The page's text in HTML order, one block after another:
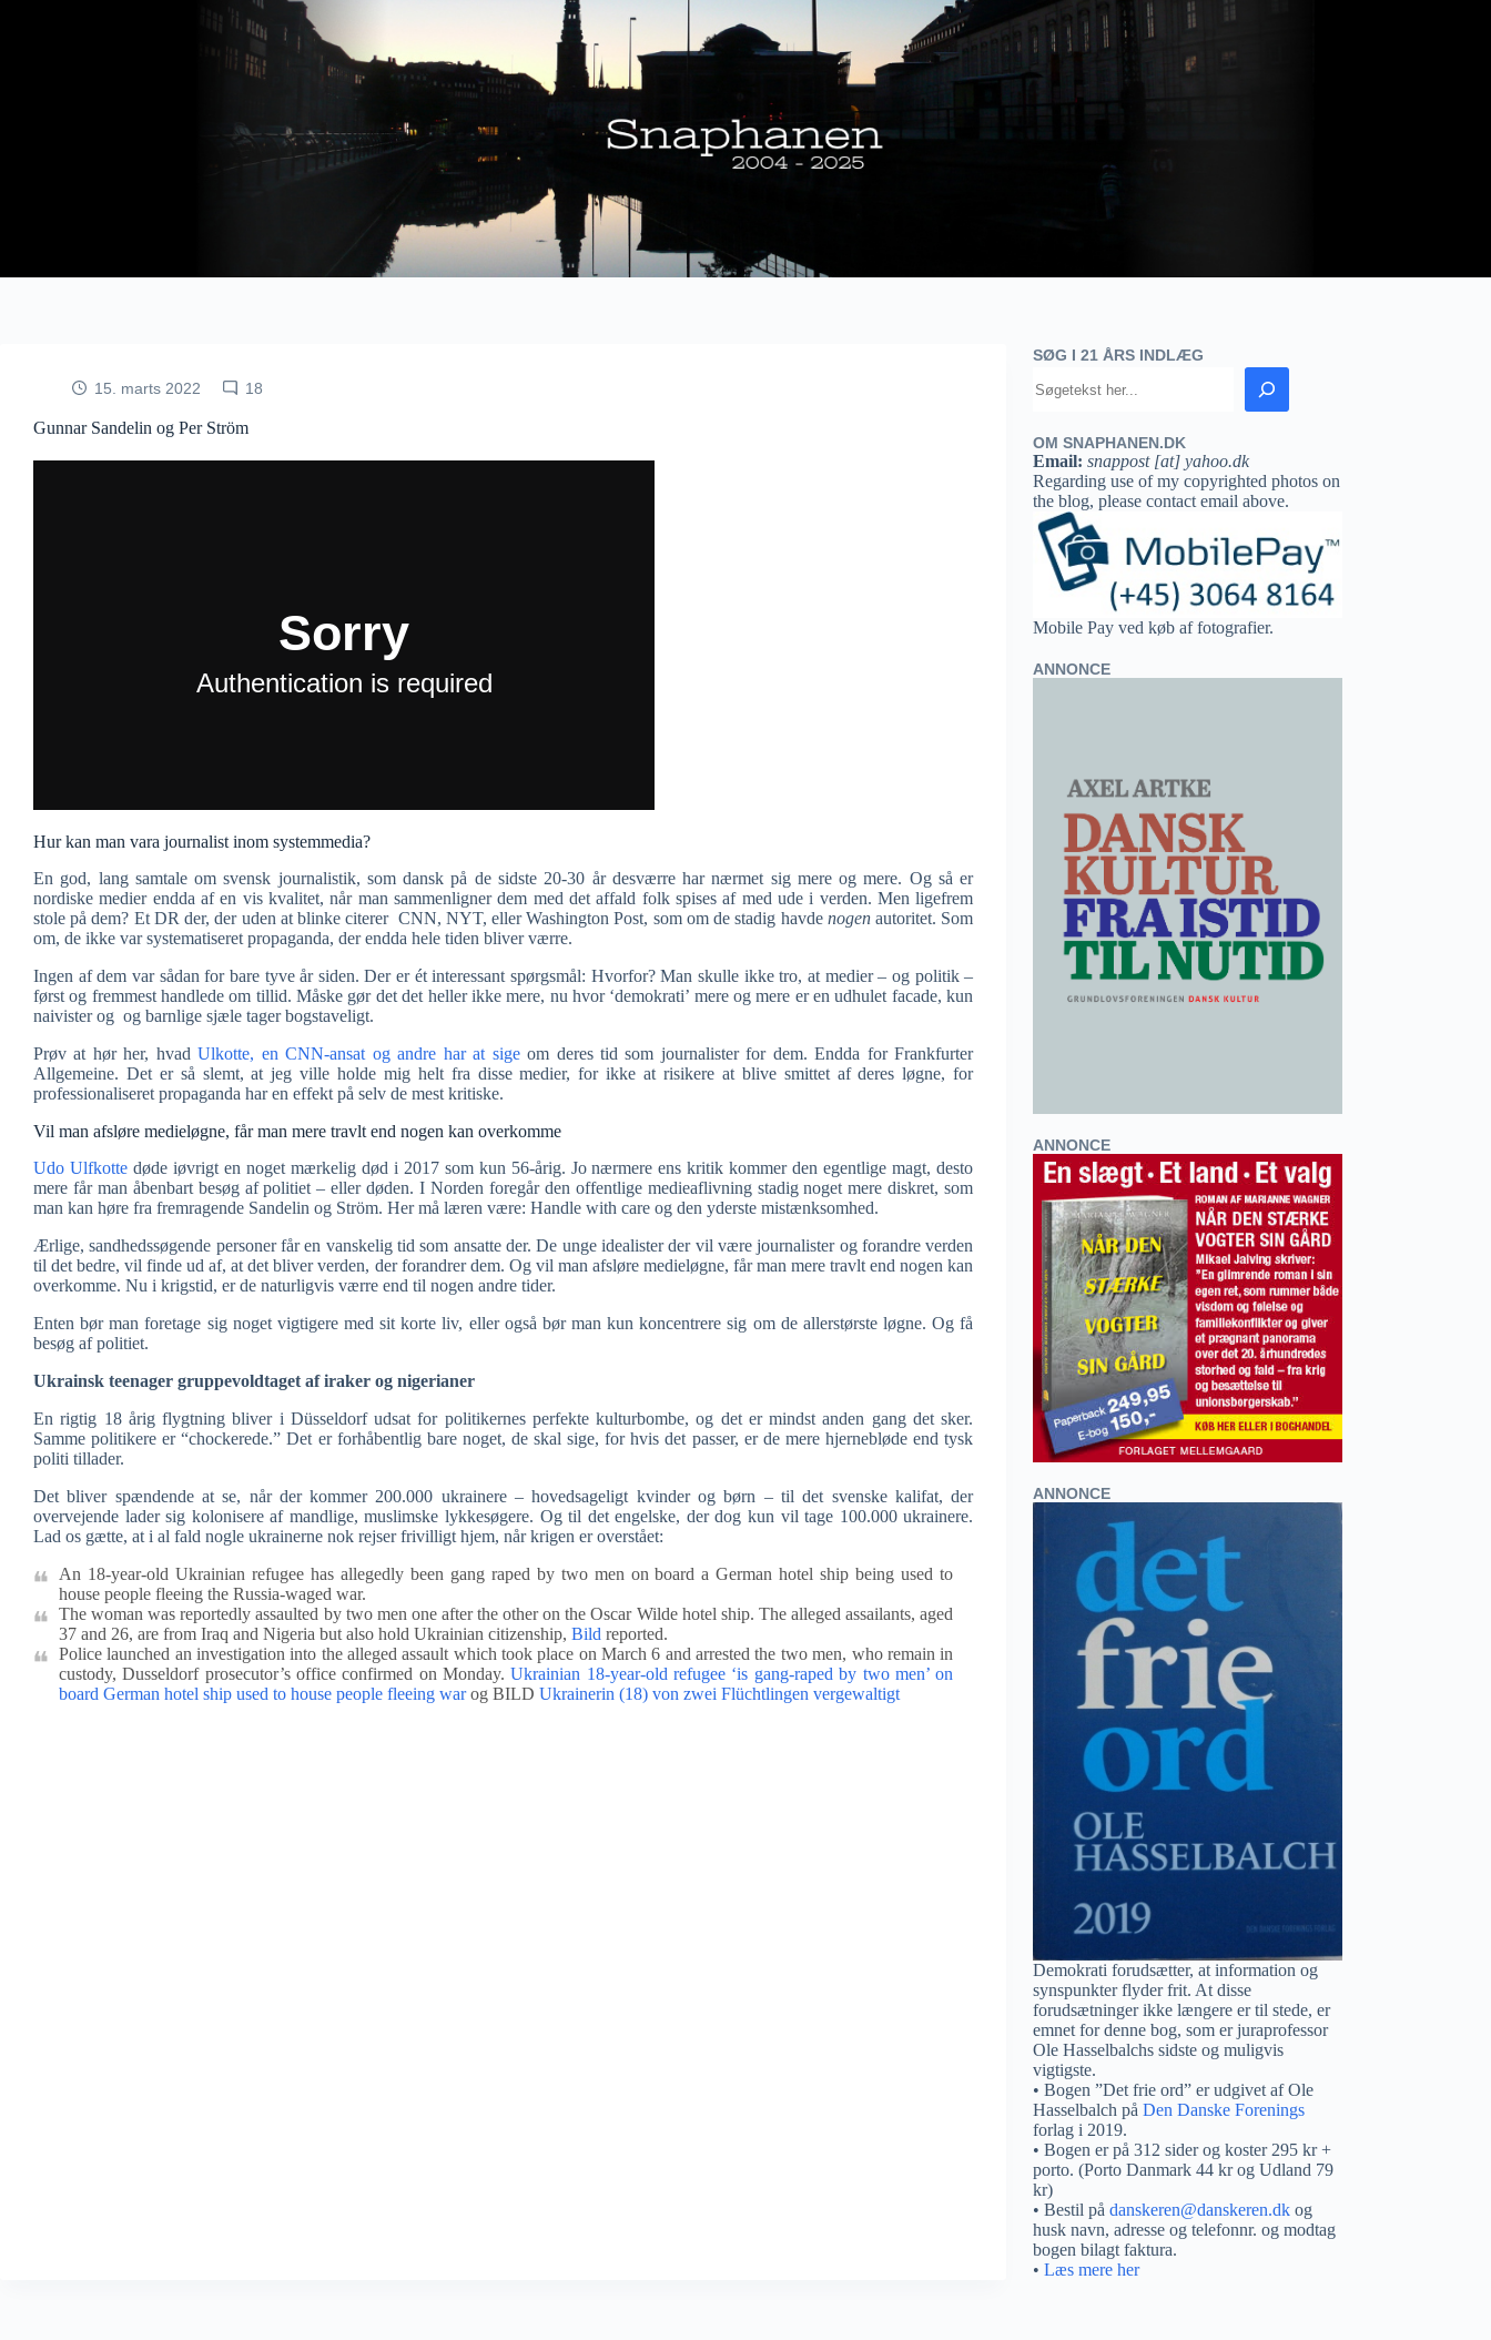
15. marts 2022 18
Gunnar Sandelin og Per Ström
Hur kan man vara journalist inom systemmedia?
En god, lang samtale om svensk journalistik, som dansk på de sidste 20-30 år desværre har nærmet sig mere og mere. Og så er
nordiske medier endda af en vis kvalitet, når man sammenligner dem med det affald folk spises af med ude i verden. Men ligefrem
stole på dem? Et DR der, der uden at blinke citerer CNN, NYT, eller Washington Post, som om de stadig havde nogenautoritet. Som
om, de ikke var systematiseret propaganda, der endda hele tiden bliver værre.
Ingen af dem var sådan for bare tyve år siden. Der er ét interessant spørgsmål: Hvorfor? Man skulle ikke tro, at medier – og politik –
først og fremmest handlede om tillid. Måske gør det det heller ikke mere, nu hvor ‘demokrati’ mere og mere er en udhulet facade, kun
naivister og og barnlige sjæle tager bogstaveligt.
Prøv at hør her, hvadUlkotte, en CNN-ansat og andre har at sigeom deres tid som journalister for dem. Endda for Frankfurter
Allgemeine. Det er så slemt, at jeg ville holde mig helt fra disse medier, for ikke at risikere at blive smittet af deres løgne, for
professionaliseret propaganda har en effekt på selv de mest kritiske.
Vil man afsløre medieløgne, får man mere travlt end nogen kan overkomme
Udo Ulfkottedøde iøvrigt en noget mærkelig død i 2017 som kun 56-årig. Jo nærmere ens kritik kommer den egentlige magt, desto
mere får man åbenbart besøg af politiet – eller døden. I Norden foregår den offentlige medieaflivning stadig noget mere diskret, som
man kan høre fra fremragende Sandelin og Ström. Her må læren være: Handle with care og den yderste mistænksomhed.
Ærlige, sandhedssøgende personer får en vanskelig tid som ansatte der. De unge idealister der vil være journalister og forandre verden
til det bedre, vil finde ud af, at det bliver verden, der forandrer dem. Og vil man afsløre medieløgne, får man mere travlt end nogen kan
overkomme. Nu i krigstid, er de naturligvis værre end til nogen andre tider.
Enten bør man foretage sig noget vigtigere med sit korte liv, eller også bør man kun koncentrere sig om de allerstørste løgne. Og få
besøg af politiet.
Ukrainsk teenager gruppevoldtaget af iraker og nigerianer
En rigtig 18 årig flygtning bliver i Düsseldorf udsat for politikernes perfekte kulturbombe, og det er mindst anden gang det sker.
Samme politikere er “chockerede.” Det er forhåbentlig bare noget, de skal sige, for hvis det passer, er de mere hjernebløde end tysk
politi tillader.
Det bliver spændende at se, når der kommer 200.000 ukrainere – hovedsageligt kvinder og børn – til det svenske kalifat, der
overvejende lader sig kolonisere af mandlige, muslimske lykkesøgere. Og til det engelske, der dog kun vil tage 100.000 ukrainere.
Lad os gætte, at i al fald nogle ukrainerne nok rejser frivilligt hjem, når krigen er overstået:
An 18-year-old Ukrainian refugee has allegedly been gang raped by two men on board a German hotel ship being used to
house people fleeing the Russia-waged war.
The woman was reportedly assaulted by two men one after the other on the Oscar Wilde hotel ship. The alleged assailants, aged
37 and 26, are from Iraq and Nigeria but also hold Ukrainian citizenship, Bild reported.
Police launched an investigation into the alleged assault which took place on March 6 and arrested the two men, who remain in
custody, Dusseldorf prosecutor’s office confirmed on Monday.Ukrainian 18-year-old refugee ‘is gang-raped by two men’ on
board German hotel ship used to house people fleeing warog BILD Ukrainerin (18) von zwei Flüchtlingen vergewaltigt
SØG I 21 ÅRS INDLÆG
OM SNAPHANEN.DK
Email: snappost [at] yahoo.dk
Regarding use of my copyrighted photos on
the blog, please contact email above.
Mobile Pay ved køb af fotografier.
ANNONCE
ANNONCE
ANNONCE
Demokrati forudsætter, at information og
synspunkter flyder frit. At disse
forudsætninger ikke længere er til stede, er
emnet for denne bog, som er juraprofessor
Ole Hasselbalchs sidste og muligvis
vigtigste.
• Bogen ”Det frie ord” er udgivet af Ole
Hasselbalch påDen Danske Forenings
forlag i 2019.
• Bogen er på 312 sider og koster 295 kr +
porto. (Porto Danmark 44 kr og Udland 79
kr)
• Bestil pådanskeren@danskeren.dk og
husk navn, adresse og telefonnr. og modtag
bogen bilagt faktura.
•Læs mere her